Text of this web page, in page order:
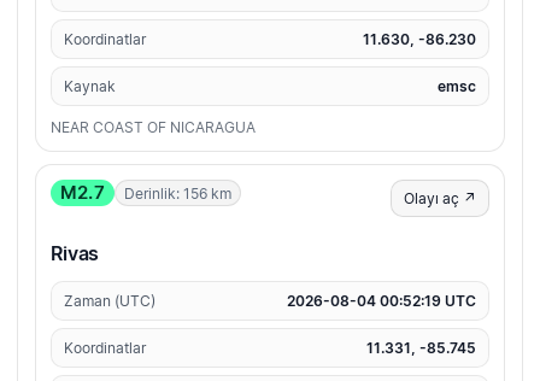
Koordinatlar 11.630, -86.230
Kaynak emsc
NEAR COAST OF NICARAGUA
M2.7 Derinlik: 156 km Olayı aç ↗
Rivas
Zaman (UTC) 2026-08-04 00:52:19 UTC
Koordinatlar 11.331, -85.745